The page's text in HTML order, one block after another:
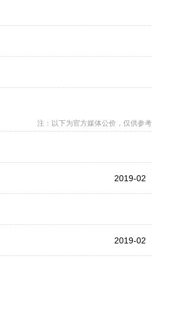
注：以下为官方媒体公价，仅供参考
2019-02
2019-02